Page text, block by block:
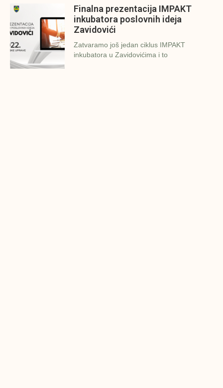
Finalna prezentacija IMPAKT
inkubatora poslovnih ideja
Zavidovići
Zatvaramo još jedan ciklus IMPAKT
inkubatora u Zavidovićima i to